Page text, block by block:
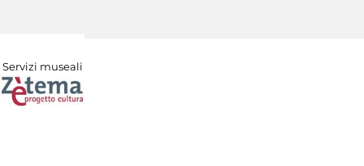
Servizi museali